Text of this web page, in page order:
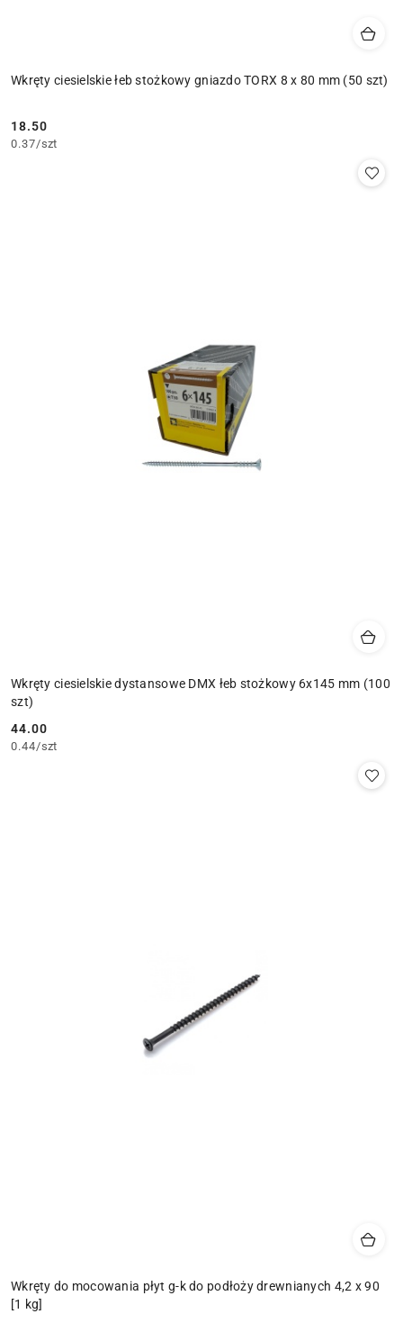
Wkręty ciesielskie łeb stożkowy gniazdo TORX 8 x 80 mm (50 szt)
Cena:
18.50
0.37/szt
Wkręty ciesielskie dystansowe DMX łeb stożkowy 6x145 mm (100
szt)
Cena:
44.00
0.44/szt
Wkręty do mocowania płyt g-k do podłoży drewnianych 4,2 x 90
[1 kg]